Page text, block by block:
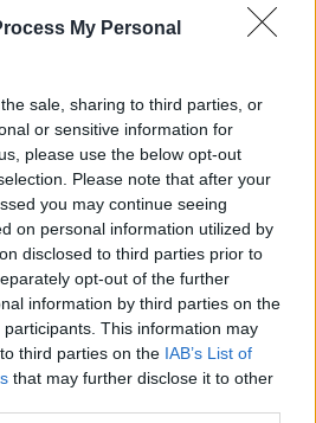
My Personal
sale, sharing to third parties, or
or sensitive information for
please use the below opt-out
Please note that after your
you may continue seeing
on personal information utilized by
disclosed to third parties prior to
opt-out of the further
information by third parties on the
participants. This information may
third parties on the IAB’s List of
that may further disclose it to other
nečekaný nápor. Jde sice o
jedno z nejchladnějších míst v
teplotu mezi 7,5 až devíti stupni
spíše v době, když bylo nevlídno.
zatkli stovky lidí kvůli
)
Policisté v pěti zemích ležících
v Amazonii pozatýkali stovky
lidí a zabavili dřevo, minerály i
zvířata v hodnotě přes 280
milionů dolarů (kolem 5,9
největších koordinovaných zásahů
v největším deštném pralese
AP, podle níž se do operace nazvané